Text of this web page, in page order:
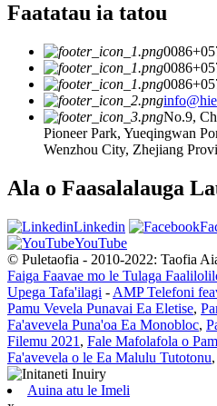
Faatatau ia tatou
No.9,
Pioneer Park, Yueqingwan
Wenzhou City, Zhejiang
Ala o Faasalalauga
Linkedin
YouTube
© Puletaofia - 2010-2022: Taofia
Faiga Faavae mo le Tulaga
Upega Tafa'ilagi - AMP Telefoni
Pamu Vevela Punavai Ea Eletise,
Fa'avevela Puna'oa Ea Monobloc,
Filemu 2021 , Fale Mafolafola o
Fa'avevela o le Ea Malulu Tutotonu,
Auina atu le Imeli